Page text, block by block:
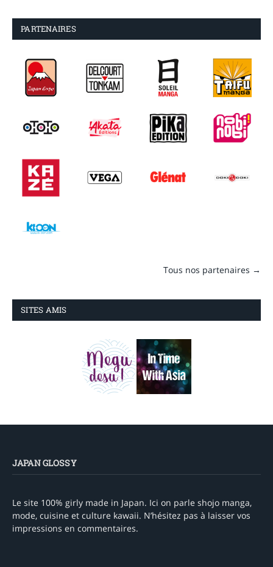
PARTENAIRES
Tous nos partenaires →
SITES AMIS
JAPAN GLOSSY
Le site 100% girly made in Japan. Ici on parle shojo manga,
mode, cuisine et culture kawaii. N’hésitez pas à laisser vos
impressions en commentaires.